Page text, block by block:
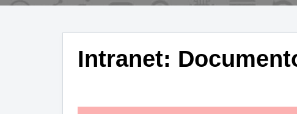
Intranet: